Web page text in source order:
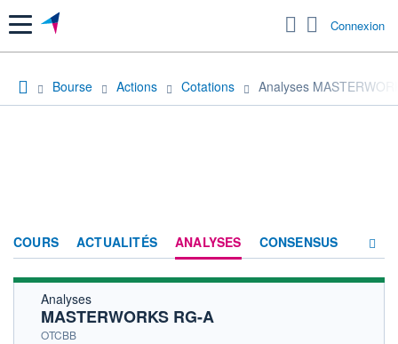
Menu Connexion
Bourse Actions Cotations Analyses
COURS ACTUALITÉS ANALYSES CONSENSUS
Analyses
MASTERWORKS RG-A
OTCBB